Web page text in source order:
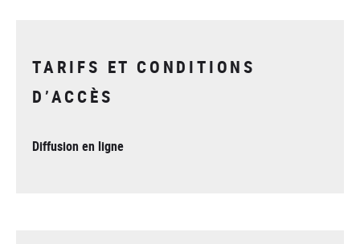
TARIFS ET CONDITIONS
D’ACCÈS
Diffusion en ligne